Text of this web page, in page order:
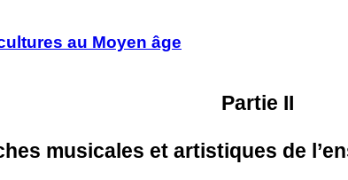
au Moyen âge
Partie II
musicales et artistiques de